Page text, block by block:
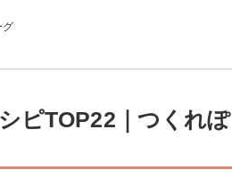
グ
ピTOP22｜つくれぽ